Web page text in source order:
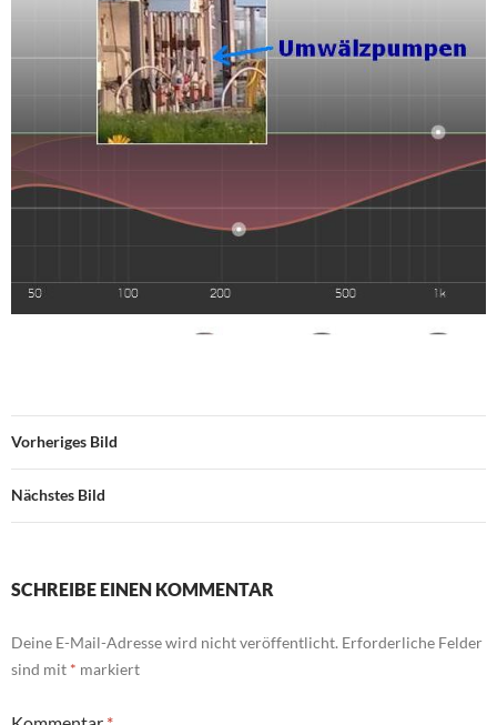
Vorheriges Bild
Nächstes Bild
SCHREIBE EINEN KOMMENTAR
Deine E-Mail-Adresse wird nicht veröffentlicht. Erforderliche Felder
sind mit * markiert